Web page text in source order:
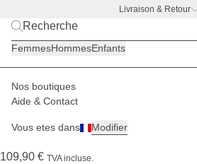
Livraison & Retour
BACK TO WORK —
FemmesHommesEnfants
Nos boutiques
Aide & Contact
Vous etes dans Modifier
Femmes Lunettes de soleil
Pour
les
visages
fins à
109,90 € TVA incluse.